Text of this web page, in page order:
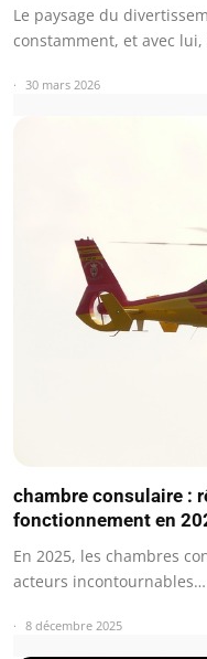
Le paysage du
constamment, et avec
30 mars 2026
chambre consulaire :
fonctionnement en
En 2025, les chambres
acteurs incontournables…
8 décembre 2025